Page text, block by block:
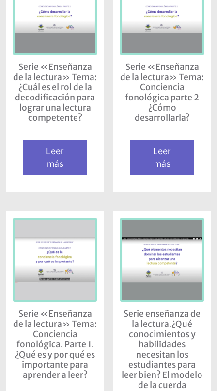
Serie «Enseñanza
de la lectura» Tema:
¿Cuál es el rol de la
decodificación para
lograr una lectura
competente?
Leer
más
Serie «Enseñanza
de la lectura» Tema:
Conciencia
fonológica parte 2
¿Cómo
desarrollarla?
Leer
más
Serie «Enseñanza
de la lectura» Tema:
Conciencia
fonológica. Parte 1.
¿Qué es y por qué es
importante para
aprender a leer?
Serie enseñanza de
la lectura.¿Qué
conocimientos y
habilidades
necesitan los
estudiantes para
leer bien? El modelo
de la cuerda